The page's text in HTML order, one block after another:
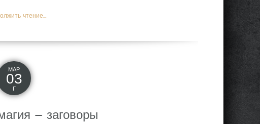
чтение...
МАР
03
Г
— заговоры